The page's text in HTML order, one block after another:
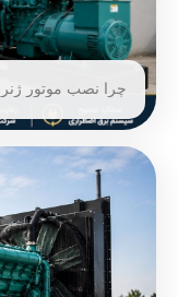
چرا نصب موتور